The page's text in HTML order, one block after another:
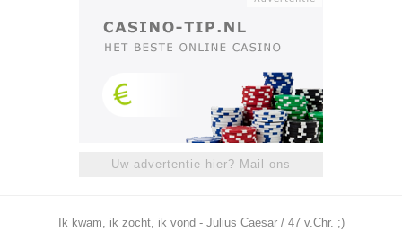
Uw advertentie hier? Mail ons
Ik kwam, ik zocht, ik vond - Julius Caesar / 47 v.Chr. ;)